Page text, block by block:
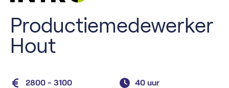
Productiemedewerker
Hout
2800 - 3100 40 uur